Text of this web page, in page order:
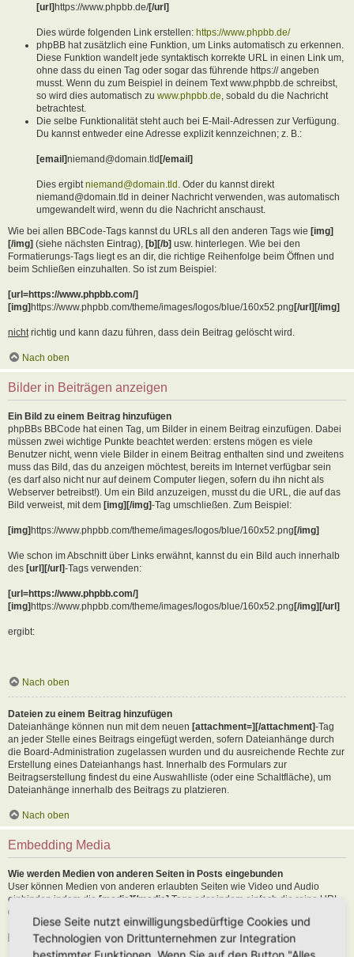
[url]https://www.phpbb.de/[/url]
Dies würde folgenden Link erstellen: https://www.phpbb.de/
phpBB hat zusätzlich eine Funktion, um Links automatisch zu erkennen.
Diese Funktion wandelt jede syntaktisch korrekte URL in einen Link um,
ohne dass du einen Tag oder sogar das führende https:// angeben
musst. Wenn du zum Beispiel in deinem Text www.phpbb.de schreibst,
so wird dies automatisch zu www.phpbb.de, sobald du die Nachricht
betrachtest.
Die selbe Funktionalität steht auch bei E-Mail-Adressen zur Verfügung.
Du kannst entweder eine Adresse explizit kennzeichnen; z. B.:
[email]niemand@domain.tld[/email]
Dies ergibtniemand@domain.tld. Oder du kannst direkt
niemand@domain.tld in deiner Nachricht verwenden, was automatisch
umgewandelt wird, wenn du die Nachricht anschaust.
Wie bei allen BBCode-Tags kannst du URLs all den anderen Tags wie [img]
[/img] (siehe nächsten Eintrag), [b][/b] usw. hinterlegen. Wie bei den
Formatierungs-Tags liegt es an dir, die richtige Reihenfolge beim Öffnen und
beim Schließen einzuhalten. So ist zum Beispiel:
[url=https://www.phpbb.com/]
[img]https://www.phpbb.com/theme/images/logos/blue/160x52.png[/url][/img]
nicht richtig und kann dazu führen, dass dein Beitrag gelöscht wird.
Nach oben
Bilder in Beiträgen anzeigen
Ein Bild zu einem Beitrag hinzufügen
phpBBs BBCode hat einen Tag, um Bilder in einem Beitrag einzufügen. Dabei
müssen zwei wichtige Punkte beachtet werden: erstens mögen es viele
Benutzer nicht, wenn viele Bilder in einem Beitrag enthalten sind und zweitens
muss das Bild, das du anzeigen möchtest, bereits im Internet verfügbar sein
(es darf also nicht nur auf deinem Computer liegen, sofern du ihn nicht als
Webserver betreibst!). Um ein Bild anzuzeigen, musst du die URL, die auf das
Bild verweist, mit dem [img][/img]-Tag umschließen. Zum Beispiel:
[img]https://www.phpbb.com/theme/images/logos/blue/160x52.png[/img]
Wie schon im Abschnitt über Links erwähnt, kannst du ein Bild auch innerhalb
des [url][/url]-Tags verwenden:
[url=https://www.phpbb.com/]
[img]https://www.phpbb.com/theme/images/logos/blue/160x52.png[/img][/url]
ergibt:
Nach oben
Dateien zu einem Beitrag hinzufügen
Dateianhänge können nun mit dem neuen [attachment=][/attachment]-Tag
an jeder Stelle eines Beitrags eingefügt werden, sofern Dateianhänge durch
die Board-Administration zugelassen wurden und du ausreichende Rechte zur
Erstellung eines Dateianhangs hast. Innerhalb des Formulars zur
Beitragserstellung findest du eine Auswahlliste (oder eine Schaltfläche), um
Dateianhänge innerhalb des Beitrags zu platzieren.
Nach oben
Embedding Media
Wie werden Medien von anderen Seiten in Posts eingebunden
User können Medien von anderen erlaubten Seiten wie Video und Audio
einbinden indem die [media][/media] Tags oder indem einfach die reine URL
der erlaubten Seite in den Text kopiert wird. Als Beispiel:
[media]https://youtu.be/Ne18ZQ7LLI0[/media]
Diese Seite nutzt einwilligungsbedürftige Cookies und
Technologien von Drittunternehmen zur Integration